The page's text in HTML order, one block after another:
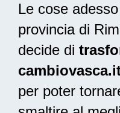
Le cose
provincia di
decide di
per poter